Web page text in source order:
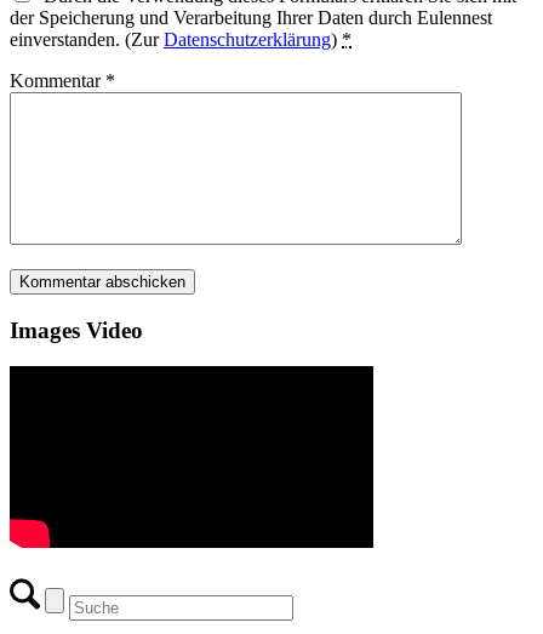
der Speicherung und Verarbeitung Ihrer Daten durch Eulennest
einverstanden. (ZurDatenschutzerklärung) *
Kommentar *
Images Video